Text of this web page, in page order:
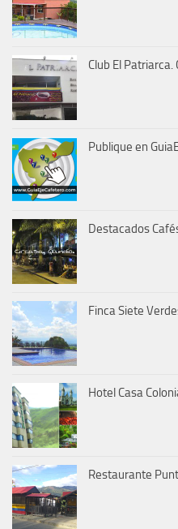
Club El
Publique en
Destacados
Finca Siete
Hotel Casa
Restaurante